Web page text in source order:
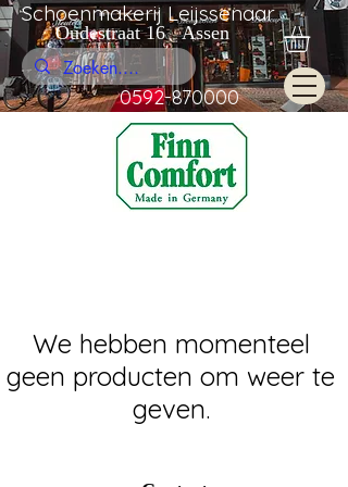
Schoenmakerij Leijssenaar
Oudestraat 16 Assen
0592-870000
We hebben momenteel
geen producten om weer te
geven.